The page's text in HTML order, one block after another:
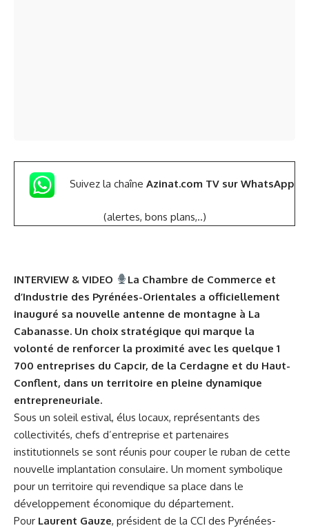
Suivez la chaîne Azinat.com TV sur WhatsApp
(alertes, bons plans,..)
INTERVIEW & VIDEO
La Chambre de Commerce et
d’Industrie des Pyrénées-Orientales a officiellement
inauguré sa nouvelle antenne de montagne à La
Cabanasse. Un choix stratégique qui marque la
volonté de renforcer la proximité avec les quelque 1
700 entreprises du Capcir, de la Cerdagne et du Haut-
Conflent, dans un territoire en pleine dynamique
entrepreneuriale.
Sous un soleil estival, élus locaux, représentants des
collectivités, chefs d’entreprise et partenaires
institutionnels se sont réunis pour couper le ruban de cette
nouvelle implantation consulaire. Un moment symbolique
pour un territoire qui revendique sa place dans le
développement économique du département.
Pour Laurent Gauze, président de la CCI des Pyrénées-